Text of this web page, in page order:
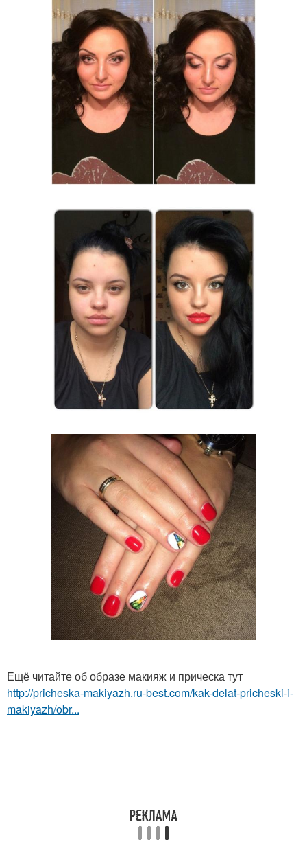
Ещё читайте об образе макияж и прическа тут
http://pricheska-makiyazh.ru-best.com/kak-delat-pricheski-i-
makiyazh/obr...